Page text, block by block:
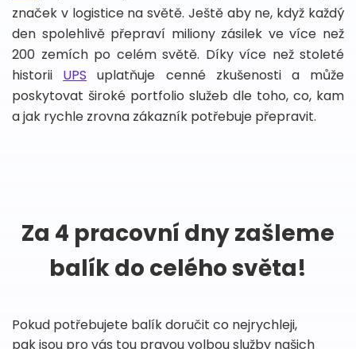
značek v logistice na světě. Ještě aby ne, když každý
den spolehlivě přepraví miliony zásilek ve více než
200 zemích po celém světě. Díky více než stoleté
historii UPS uplatňuje cenné zkušenosti a může
poskytovat široké portfolio služeb dle toho, co, kam
a jak rychle zrovna zákazník potřebuje přepravit.
Za 4 pracovní dny zašleme
balík do celého světa!
Pokud potřebujete balík doručit co nejrychleji,
pak jsou pro vás tou pravou volbou služby našich